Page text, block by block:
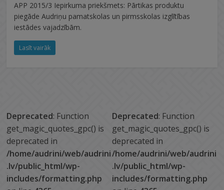
APP 2015/3 Iepirkuma priekšmets: Pārtikas produktu
piegāde Audriņu pamatskolas un pirmsskolas izglītības
iestādes vajadzībām.
Lasīt vairāk
Deprecated: Function
get_magic_quotes_gpc() is
deprecated in
/home/audrini/web/audrini
.lv/public_html/wp-
includes/formatting.php
Deprecated: Function
get_magic_quotes_gpc() is
deprecated in
/home/audrini/web/audrini
.lv/public_html/wp-
includes/formatting.php